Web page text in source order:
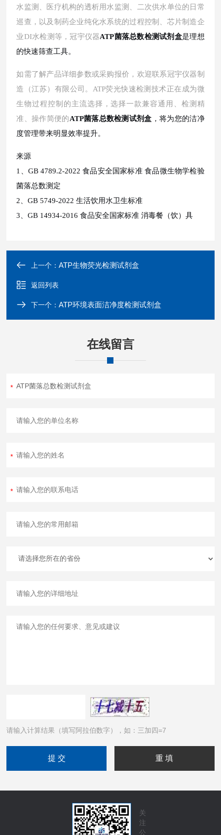
水监测、医疗机构的透析用水监测、二次供水单位的日常
巡查，以及制药企业纯化水系统的过程控制、芯片制造企
业DI水检测等，冠宇仪器ATP菌落总数检测试剂盒是理想
的快速筛查工具。
如需了解产品详细参数或采购报价，欢迎联系冠宇仪器制
造（江苏）有限公司。 ATP荧光快速检测技术正在成为微
生物过程控制的主流选择，选择一款兼容通用、检测精
准、操作简便的ATP菌落总数检测试剂盒 ，将为您的洁净
度管理带来明显效率提升。
来源
1、GB 4789.2-2022 食品安全国家标准 食品微生物学检验
菌落总数测定
2、GB 5749-2022 生活饮用水卫生标准
3、GB 14934-2016 食品安全国家标准 消毒餐（饮）具
上一个：ATP生物荧光检测试剂盒
返回列表
下一个：ATP环境表面洁净度检测试剂盒
在线留言
请输入计算结果（填写阿拉伯数字），如：三加四=7
关
注
公